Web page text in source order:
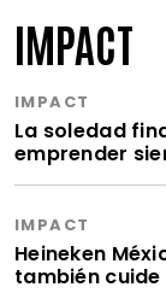
IMPACT
IMPACT
La soledad
emprender
IMPACT
Heineken
también